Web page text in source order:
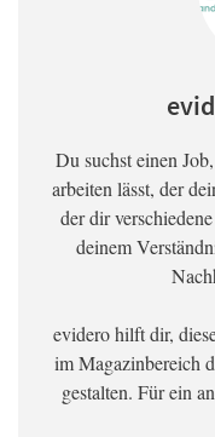
Du suchst einen
arbeiten lässt, der
der dir
deinem
evidero hilft dir,
im Magazinbereich
gestalten. Für ein